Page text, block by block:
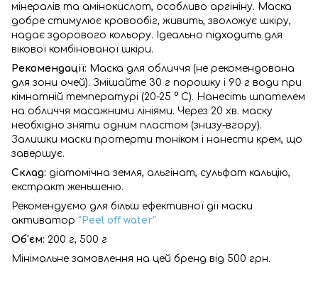
мінералів та амінокислот, особливо аргініну. Маска
добре стимулює кровообіг, живить, зволожує шкіру,
надає здорового кольору. Ідеально підходить для
вікової комбінованої шкіри.
Рекомендації: Маска для обличчя (не рекомендована
для зони очей). Змішайте 30 г порошку і 90 г води при
кімнатній температурі (20-25 ° С). Нанесіть шпателем
на обличчя масажними лініями. Через 20 хв. маску
необхідно зняти одним пластом (знизу-вгору).
Залишки маски протерти тоніком і нанести крем, що
завершує.
Склад: діатомічна земля, альгінат, сульфат кальцію,
екстракт женьшеню.
Рекомендуємо для більш ефективної дії маски
активатор "Peel off water"
Об'єм: 200 г, 500 г
Мінімальне замовлення на цей бренд від 500 грн.